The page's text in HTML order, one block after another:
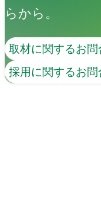
らから。
取材に関するお問
採用に関するお問
コンテン